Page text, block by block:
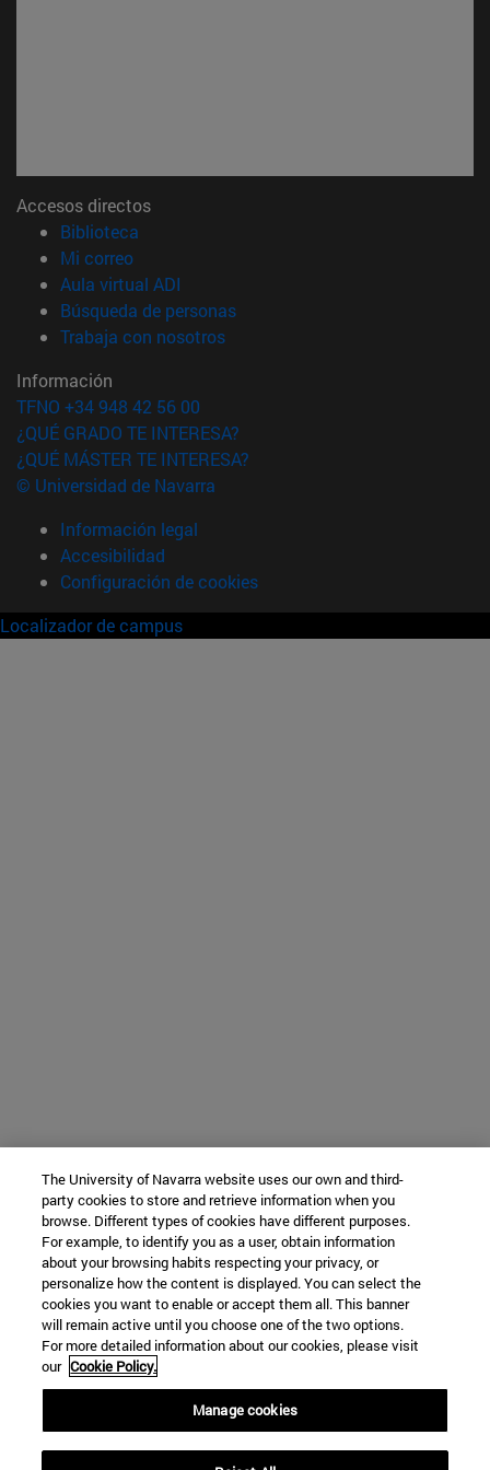
Accesos directos
Biblioteca
Mi correo(abre en nueva ventana)
Aula virtual ADI
Búsqueda de personas(abre en nueva ventana)
Trabaja con nosotros(abre en nueva ventana)
Información
TFNO +34 948 42 56 00
¿QUÉ GRADO TE INTERESA?
¿QUÉ MÁSTER TE INTERESA?
© Universidad de Navarra
Información legal
Accesibilidad
Configuración de cookies
Localizador de campus
The University of Navarra website uses our own and third-
party cookies to store and retrieve information when you
browse. Different types of cookies have different purposes.
For example, to identify you as a user, obtain information
about your browsing habits respecting your privacy, or
personalize how the content is displayed. You can select the
cookies you want to enable or accept them all. This banner
will remain active until you choose one of the two options.
For more detailed information about our cookies, please visit
our Cookie Policy.
Manage cookies